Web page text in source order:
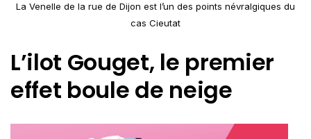
La Venelle de la rue de Dijon est l’un des points névralgiques du
cas Cieutat
L’ilot Gouget, le premier
effet boule de neige